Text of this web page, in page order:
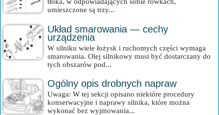
umieszczone są trzy...
Układ smarowania — cechy
urządzenia
W silniku wiele łożysk i ruchomych części wymaga
smarowania. Olej silnikowy musi być dostarczany do
tych obszarów pod...
Ogólny opis drobnych napraw
Uwaga: W tej sekcji opisano niektóre procedury
konserwacyjne i naprawy silnika, które można
wykonać bez wyjmowania...